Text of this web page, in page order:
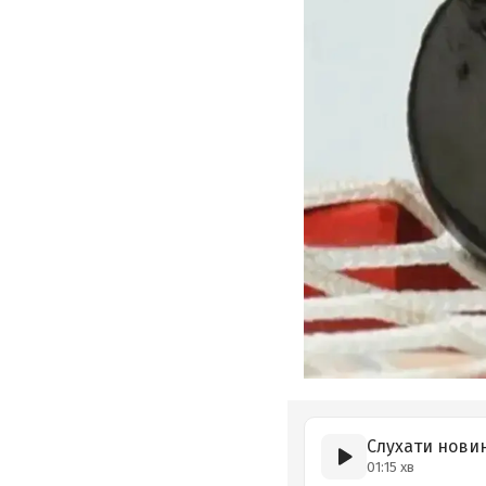
Слухати
01:15 хв